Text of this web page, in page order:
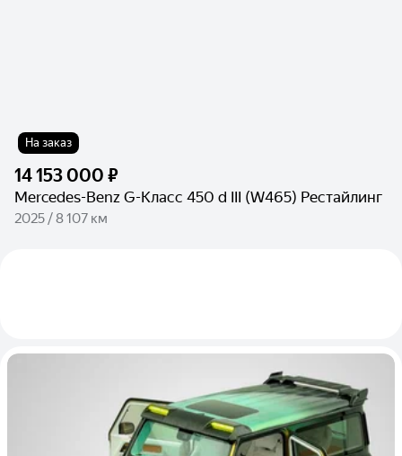
На заказ
14 153 000 ₽
Mercedes-Benz G-Класс 450 d III (W465) Рестайлинг
2025 / 8 107 км